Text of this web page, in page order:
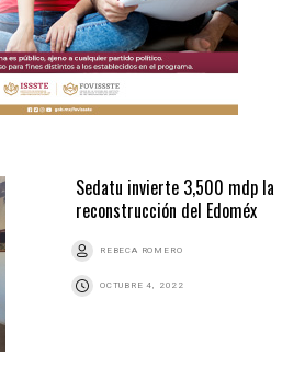
Sedatu invierte 3,500 mdp la
reconstrucción del Edoméx
REBECA ROMERO
OCTUBRE 4, 2022